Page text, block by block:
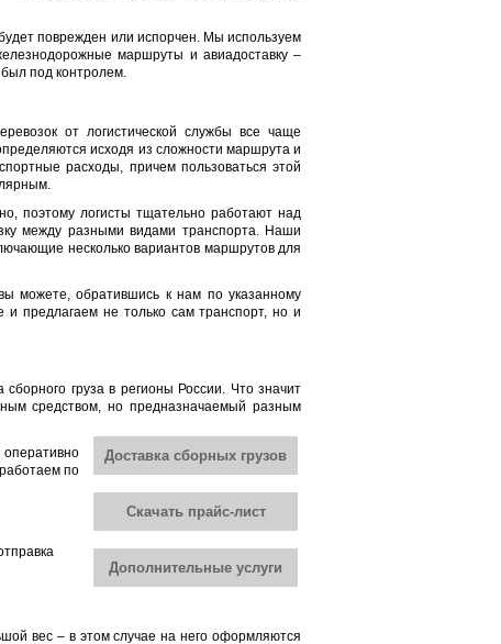
поврежден или испорчен. Мы используем
маршруты и авиадоставку –
был под контролем.
от логистической службы все чаще
исходя из сложности маршрута и
расходы, причем пользоваться этой
поэтому логисты тщательно работают над
между разными видами транспорта. Наши
несколько вариантов маршрутов для
можете, обратившись к нам по указанному
предлагаем не только сам транспорт, но и
груза в регионы России. Что значит
средством, но предназначаемый разным
Доставка сборных грузов
Скачать прайс-лист
Дополнительные услуги
оперативно
по
вес – в этом случае на него оформляются